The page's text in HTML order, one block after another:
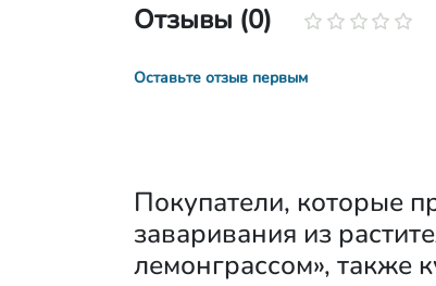
Отзывы (0)
Оставьте отзыв первым
Покупатели, которые
заваривания из
лемонграссом», также